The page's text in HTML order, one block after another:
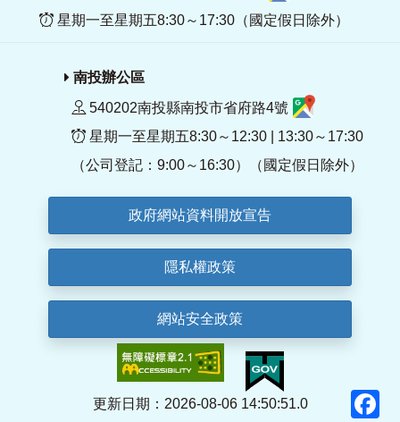
星期一至星期五8:30～17:30（國定假日除外）
南投辦公區
540202南投縣南投市省府路4號
星期一至星期五8:30～12:30 | 13:30～17:30
（公司登記：9:00～16:30）（國定假日除外）
政府網站資料開放宣告
隱私權政策
網站安全政策
更新日期：2026-08-06 14:50:51.0